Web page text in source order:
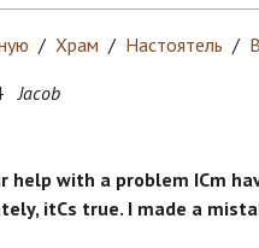
/ Храм / Настоятель /
Jacob
help with a problem IСm
itСs true. I made a